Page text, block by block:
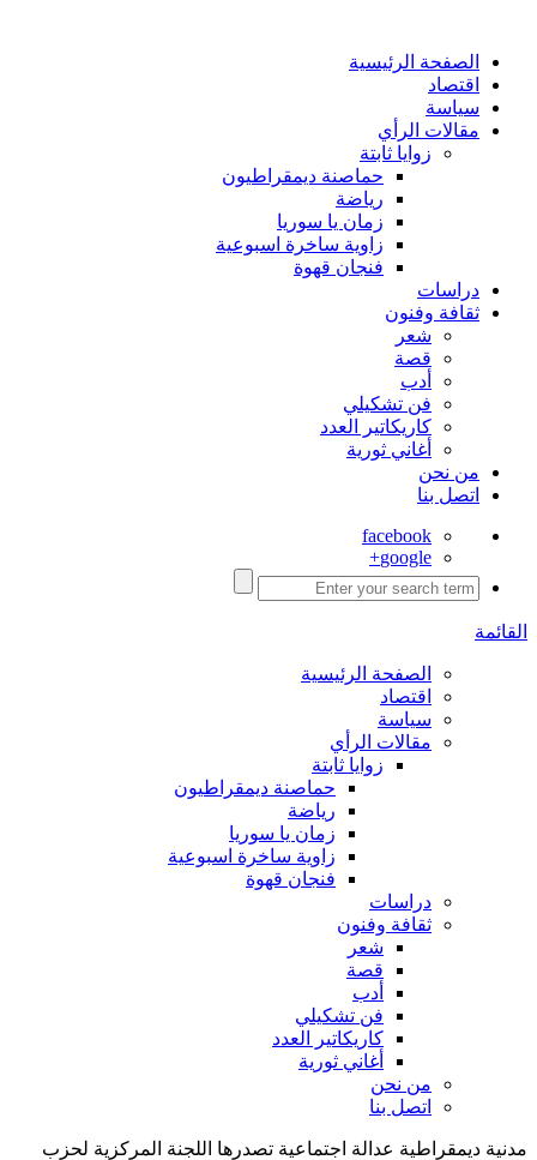
الصفحة الرئيسية
اقتصاد
سياسة
مقالات الرأي
زوايا ثابتة
حماصنة ديمقراطيون
رياضة
زمان يا سوريا
زاوية ساخرة اسبوعية
فنجان قهوة
دراسات
ثقافة وفنون
شعر
قصة
أدب
فن تشكيلي
كاريكاتير العدد
أغاني ثورية
من نحن
اتصل بنا
facebook
google+
القائمة
الصفحة الرئيسية
اقتصاد
سياسة
مقالات الرأي
زوايا ثابتة
حماصنة ديمقراطيون
رياضة
زمان يا سوريا
زاوية ساخرة اسبوعية
فنجان قهوة
دراسات
ثقافة وفنون
شعر
قصة
أدب
فن تشكيلي
كاريكاتير العدد
أغاني ثورية
من نحن
اتصل بنا
مدنية ديمقراطية عدالة اجتماعية تصدرها اللجنة المركزية لحزب